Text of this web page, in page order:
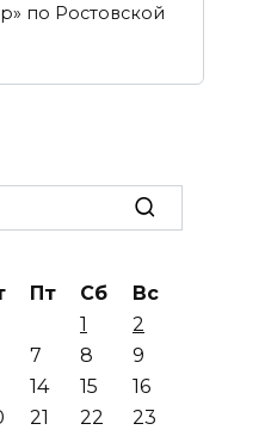
по Ростовской
Пт Сб
Вс
1
2
7 8
9
14 15
16
21 22
23